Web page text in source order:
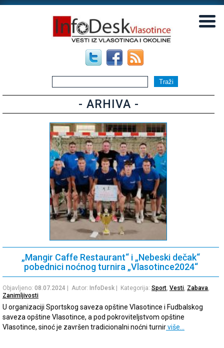
- ARHIVA -
„Mangir Caffe Restaurant“ i „Nebeski dečak“
pobednici noćnog turnira „Vlasotince2024“
Objavljeno: 08.07.2024 | Autor: InfoDesk | Kategorija: Sport, Vesti, Zabava,
Zanimljivosti
U organizaciji Sportskog saveza opštine Vlasotince i Fudbalskog
saveza opštine Vlasotince, a pod pokroviteljstvom opštine
Vlasotince, sinoć je završen tradicionalni noćni turnirviše…